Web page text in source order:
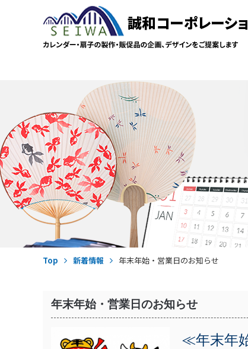
Top 新着情報 年末年始・営業日のお知らせ
年末年始・営業日のお知らせ
≪年末年